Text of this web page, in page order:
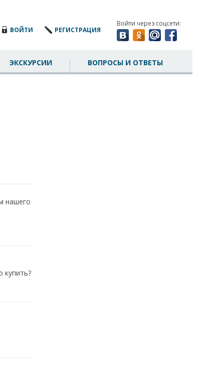
ВОЙТИ РЕГИСТРАЦИЯ
Войти через соцсети:
ЭКСКУРСИИ ВОПРОСЫ И ОТВЕТЫ
нашего
купить?